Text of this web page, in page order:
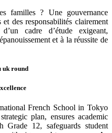
familles ? Une gouvernance
des responsabilités clairement
cadre d’étude exigeant,
et à la réussite de
French School in Tokyo
plan, ensures academic
12, safeguards student